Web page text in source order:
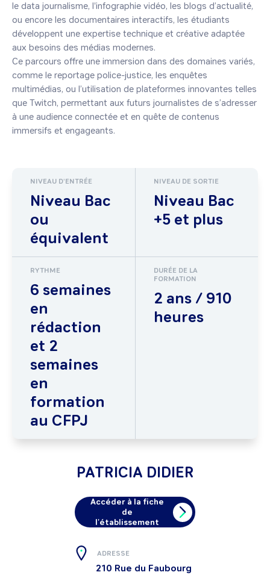
le data journalisme, l'infographie vidéo, les blogs d’actualité,
ou encore les documentaires interactifs, les étudiants
développent une expertise technique et créative adaptée
aux besoins des médias modernes.
Ce parcours offre une immersion dans des domaines variés,
comme le reportage police-justice, les enquêtes
multimédias, ou l’utilisation de plateformes innovantes telles
que Twitch, permettant aux futurs journalistes de s’adresser
à une audience connectée et en quête de contenus
NIVEAU D'ENTRÉE
Niveau Bac
ou
équivalent
NIVEAU DE SORTIE
Niveau Bac
+5 et plus
RYTHME
6 semaines
en
rédaction
et 2
semaines
en
formation
au CFPJ
DURÉE DE LA
FORMATION
2 ans / 910
heures
PATRICIA DIDIER
Accéder à la fiche
de
l'établissement
ADRESSE
210 Rue du Faubourg